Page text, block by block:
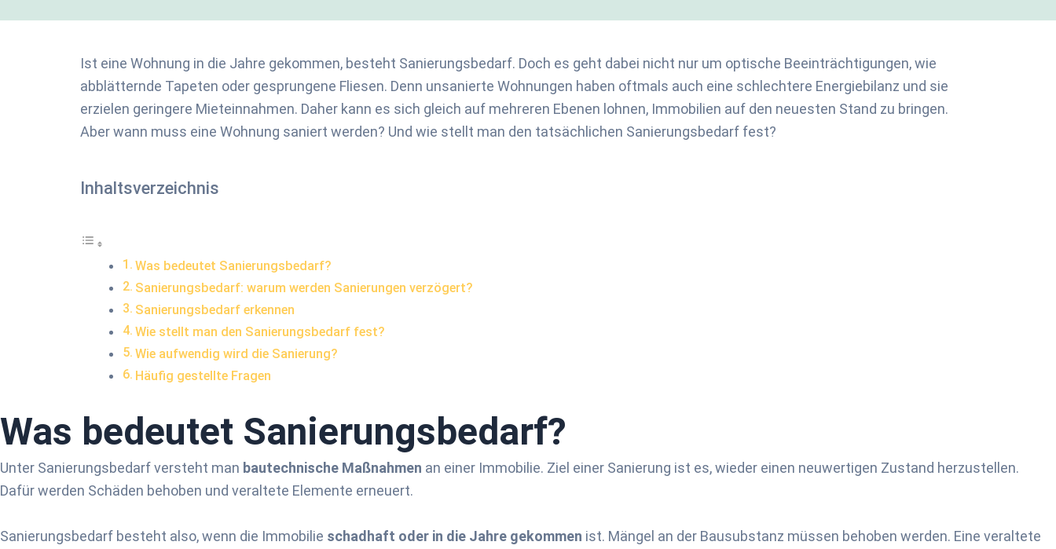
Ist eine Wohnung in die Jahre gekommen, besteht Sanierungsbedarf. Doch es geht dabei nicht nur um optische Beeinträchtigungen, wie
abblätternde Tapeten oder gesprungene Fliesen. Denn unsanierte Wohnungen haben oftmals auch eine schlechtere Energiebilanz und sie
erzielen geringere Mieteinnahmen. Daher kann es sich gleich auf mehreren Ebenen lohnen, Immobilien auf den neuesten Stand zu bringen.
Aber wann muss eine Wohnung saniert werden? Und wie stellt man den tatsächlichen Sanierungsbedarf fest?
Inhaltsverzeichnis
Was bedeutet Sanierungs­bedarf?
Sanierungs­bedarf: warum werden Sanier­ungen ver­zögert?
Sanierungs­bedarf erkennen
Wie stellt man den Sanier­ungs­bedarf fest?
Wie aufwendig wird die Sanier­ung?
Häufig gestellte Fragen
Was bedeutet Sanierungs­bedarf?
Unter Sanierungsbedarf versteht man bautechnische Maßnahmen an einer Immobilie. Ziel einer Sanierung ist es, wieder einen neuwertigen Zustand herzustellen.
Dafür werden Schäden behoben und veraltete Elemente erneuert.
Sanierungsbedarf besteht also, wenn die Immobilie schadhaft oder in die Jahre gekommen ist. Mängel an der Bausubstanz müssen behoben werden. Eine veraltete